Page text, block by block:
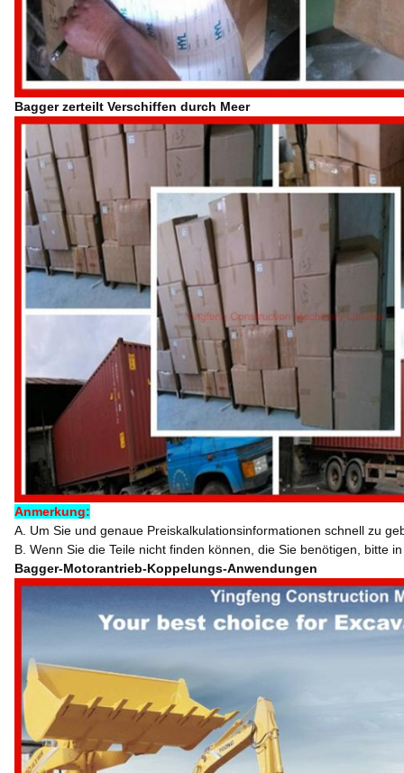
Bagger zerteilt Verschiffen durch Meer
Anmerkung:
A. Um Sie und genaue Preiskalkulationsinformationen schnell zu
B. Wenn Sie die Teile nicht finden können, die Sie benötigen, bitte
Bagger-Motorantrieb-Koppelungs-Anwendungen